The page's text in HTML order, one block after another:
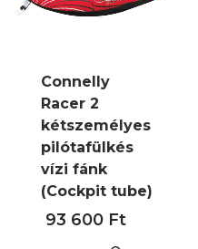
Connelly
Racer 2
kétszemélyes
pilótafülkés
vízi fánk
(Cockpit tube)
93 600 Ft